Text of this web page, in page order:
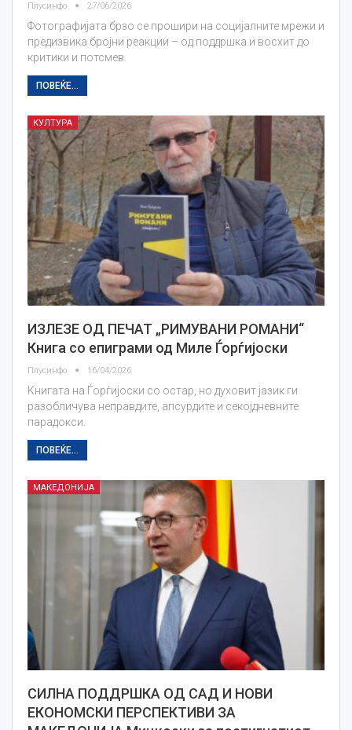
Плусинфо 27/06/2026
Фотографијата брзо се прошири на социјалните мрежи и
предизвика бројни реакции – од поддршка и восхит до
критики и потсмев.
ПОВЕЌЕ...
КУЛТУРА
ИЗЛЕЗЕ ОД ПЕЧАТ „РИМУВАНИ РОМАНИ“
Книга со епиграми од Миле Ѓорѓијоски
Плусинфо 16/04/2026
Книгата на Ѓорѓијоски со остар, но духовит јазик ги
разобличува неправдите, апсурдите и секојдневните
парадокси.
ПОВЕЌЕ...
МАКЕДОНИЈА
СИЛНА ПОДДРШКА ОД САД И НОВИ
ЕКОНОМСКИ ПЕРСПЕКТИВИ ЗА